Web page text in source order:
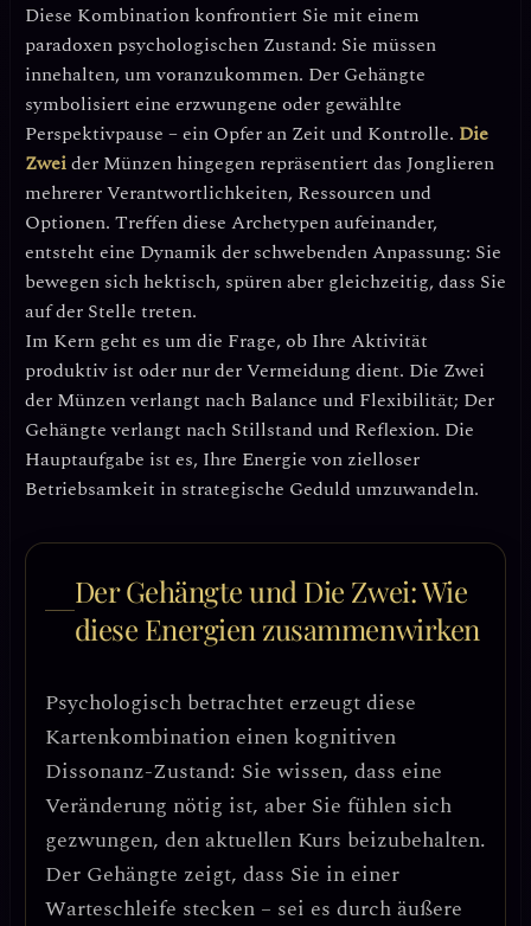
Diese Kombination konfrontiert Sie mit einem
paradoxen psychologischen Zustand: Sie müssen
innehalten, um voranzukommen. Der Gehängte
symbolisiert eine erzwungene oder gewählte
Perspektivpause – ein Opfer an Zeit und Kontrolle. Die
Zweider Münzen hingegen repräsentiert das Jonglieren
mehrerer Verantwortlichkeiten, Ressourcen und
Optionen. Treffen diese Archetypen aufeinander,
entsteht eine Dynamik der schwebenden Anpassung: Sie
bewegen sich hektisch, spüren aber gleichzeitig, dass Sie
auf der Stelle treten.
Im Kern geht es um die Frage, ob Ihre Aktivität
produktiv ist oder nur der Vermeidung dient. Die Zwei
der Münzen verlangt nach Balance und Flexibilität; Der
Gehängte verlangt nach Stillstand und Reflexion. Die
Hauptaufgabe ist es, Ihre Energie von zielloser
Betriebsamkeit in strategische Geduld umzuwandeln.
Der Gehängte und Die Zwei: Wie
diese Energien zusammenwirken
Psychologisch betrachtet erzeugt diese
Kartenkombination einen kognitiven
Dissonanz-Zustand: Sie wissen, dass eine
Veränderung nötig ist, aber Sie fühlen sich
gezwungen, den aktuellen Kurs beizubehalten.
Der Gehängte zeigt, dass Sie in einer
Warteschleife stecken – sei es durch äußere